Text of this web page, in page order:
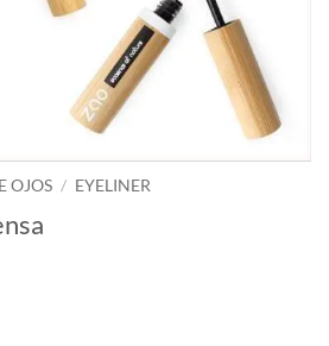
OJOS / EYELINER